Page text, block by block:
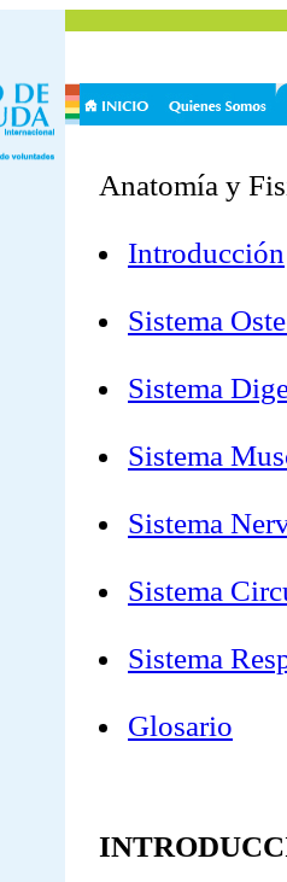
Anatomía y
Introducción
Sistema
Sistema
Sistema
Sistema
Sistema
Sistema
Glosario